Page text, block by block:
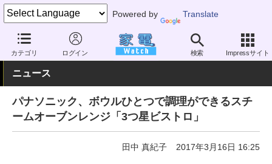
Powered by Translate
カテゴリ ログイン 検索 Impressサイト
家電 Watch 生活家電 オーブン・電子レンジ オーブンレンジ
ニュース
パナソニック、ボウルひとつで調理ができるスチ
ームオーブンレンジ「3つ星ビストロ」
田中 真紀子 2017年3月16日 16:25